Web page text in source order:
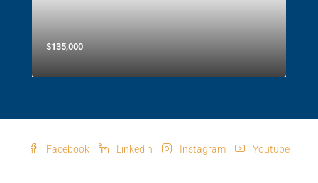
$135,000
Facebook Linkedin Instagram Youtube